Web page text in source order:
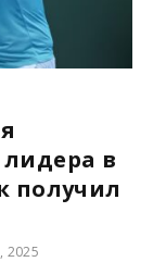
в
получил
2025